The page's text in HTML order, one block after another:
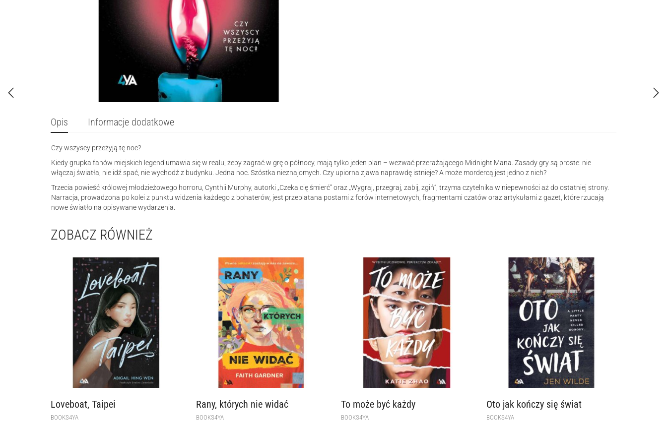
Opis Informacje dodatkowe
Czy wszyscy przeżyją tę noc?
Kiedy grupka fanów miejskich legend umawia się w realu, żeby zagrać w grę o północy, mają tylko jeden plan – wezwać przerażającego Midnight Mana. Zasady gry są proste: nie
włączaj światła, nie idź spać, nie wychodź z budynku. Jedna noc. Szóstka nieznajomych. Czy upiorna zjawa naprawdę istnieje? A może mordercą jest jedno z nich?
Trzecia powieść królowej młodzieżowego horroru, Cynthii Murphy, autorki „Czeka cię śmierć” oraz „Wygraj, przegraj, zabij, zgiń”, trzyma czytelnika w niepewności aż do ostatniej strony.
Narracja, prowadzona po kolei z punktu widzenia każdego z bohaterów, jest przeplatana postami z forów internetowych, fragmentami czatów oraz artykułami z gazet, które rzucają
nowe światło na opisywane wydarzenia.
ZOBACZ RÓWNIEŻ
Loveboat, Taipei
BOOKS4YA
Rany, których nie widać
BOOKS4YA
To może być każdy
BOOKS4YA
Oto jak kończy się świat
BOOKS4YA